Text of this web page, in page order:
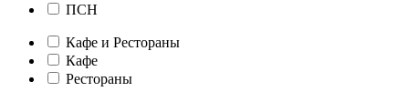
ПСН
Кафе и Рестораны
Кафе
Рестораны